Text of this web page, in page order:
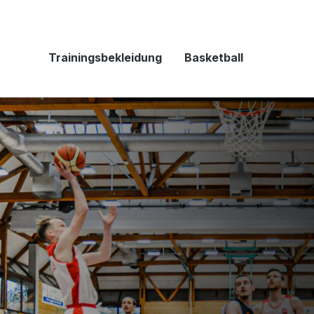
Trainingsbekleidung Basketball